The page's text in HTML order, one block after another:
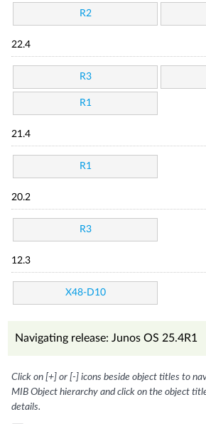
R2
22.4
R3
R1
21.4
R1
20.2
R3
12.3
X48-D10
Navigating release: Junos OS 25.4R1
Click on [+] or [-] icons beside object titles to
MIB Object hierarchy and click on the object
details.